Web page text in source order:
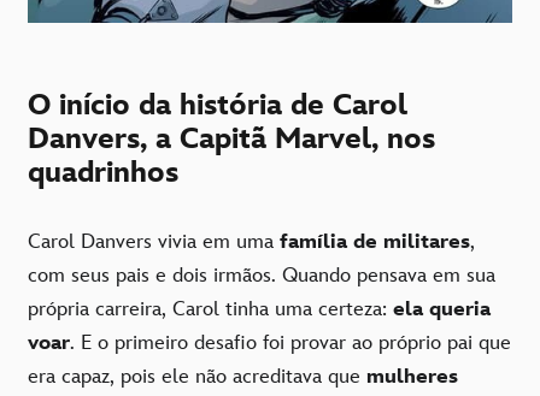
O início da história de Carol
Danvers, a Capitã Marvel, nos
quadrinhos
Carol Danvers vivia em uma família de militares,
com seus pais e dois irmãos. Quando pensava em sua
própria carreira, Carol tinha uma certeza: ela queria
voar. E o primeiro desafio foi provar ao próprio pai que
era capaz, pois ele não acreditava que mulheres